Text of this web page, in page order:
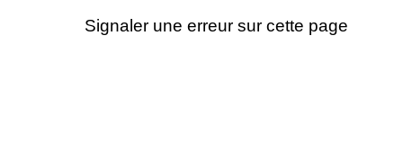
Signaler une erreur sur cette page